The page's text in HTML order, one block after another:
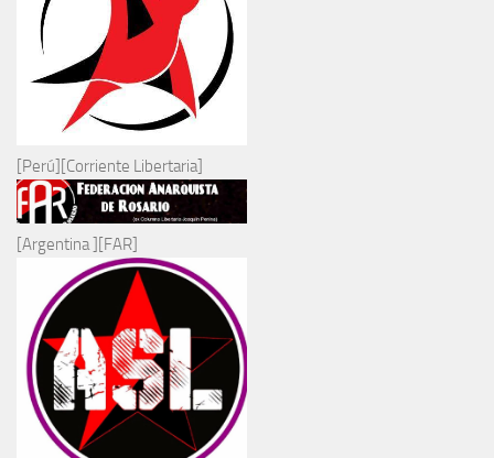
[Perú][Corriente Libertaria]
[Argentina ][FAR]